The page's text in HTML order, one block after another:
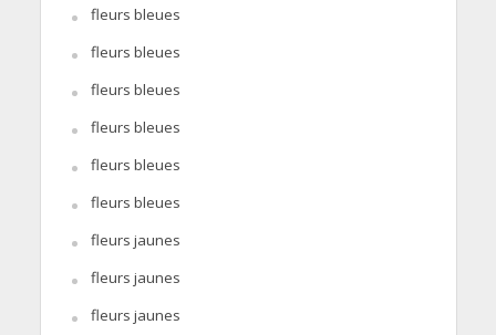
fleurs bleues
fleurs bleues
fleurs bleues
fleurs bleues
fleurs bleues
fleurs bleues
fleurs jaunes
fleurs jaunes
fleurs jaunes